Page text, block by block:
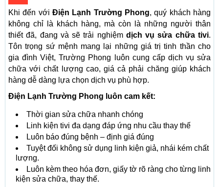
Khi đến với Điện Lạnh Trường Phong, quý khách hàng
không chỉ là khách hàng, mà còn là những người thân
thiết đã, đang và sẽ trải nghiệm dịch vụ sửa chữa tivi.
Tôn trọng sứ mệnh mang lại những giá trị tinh thần cho
gia đình Việt, Trường Phong luôn cung cấp dịch vụ sửa
chữa với chất lượng cao, giá cả phải chăng giúp khách
hàng dễ dàng lựa chọn dịch vụ phù hợp.
Điện Lạnh Trường Phong luôn cam kết:
Thời gian sửa chữa nhanh chóng
Linh kiện tivi đa dạng đáp ứng nhu cầu thay thế
Luôn báo đúng bệnh – định giá đúng
Tuyệt đối không sử dụng linh kiện giả, nhái kém chất
lượng.
Luôn kèm theo hóa đơn, giấy tờ rõ ràng cho từng linh
kiện sửa chữa, thay thế.